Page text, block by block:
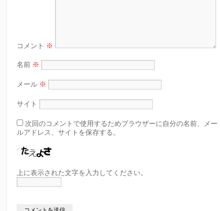
コメント ※
名前 ※
メール ※
サイト
次回のコメントで使用するためブラウザーに自分の名前、メー
ルアドレス、サイトを保存する。
上に表示された文字を入力してください。